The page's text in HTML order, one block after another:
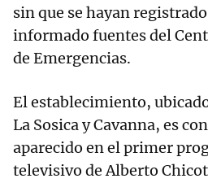
sin que se hayan registrado
informado fuentes del
de Emergencias.
El establecimiento,
La Sosica y Cavanna, es
aparecido en el primer
televisivo de Alberto